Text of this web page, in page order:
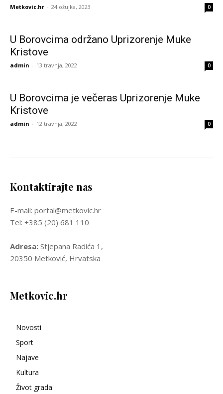
Metkovic.hr - 24 ožujka, 2023 0
U Borovcima održano Uprizorenje Muke
Kristove
admin - 13 travnja, 2022 0
U Borovcima je večeras Uprizorenje Muke
Kristove
admin - 12 travnja, 2022 0
Kontaktirajte nas
E-mail: portal@metkovic.hr
Tel: +385 (20) 681 110
Adresa: Stjepana Radića 1,
20350 Metković, Hrvatska
Metkovic.hr
Novosti
Sport
Najave
Kultura
Život grada